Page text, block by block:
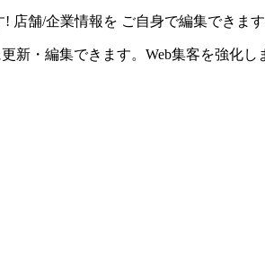
! 店舗/企業情報を ご自身で編集できま
新・編集できます。Web集客を強化し